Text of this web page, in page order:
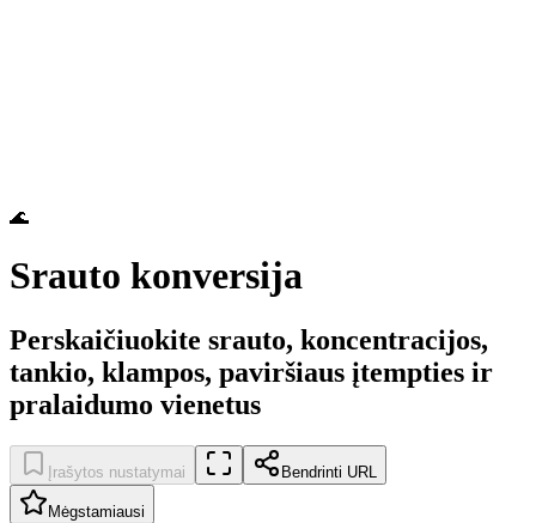
🌊
Srauto konversija
Perskaičiuokite srauto, koncentracijos,
tankio, klampos, paviršiaus įtempties ir
pralaidumo vienetus
Įrašytos nustatymai Bendrinti URL
Mėgstamiausi